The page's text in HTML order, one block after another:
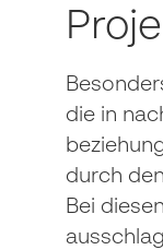
die in
durch
Bei